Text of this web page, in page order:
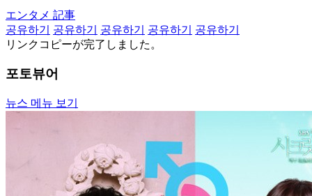
エンタメ 記事
공유하기
공유하기 공유하기 공유하기
공유하기
リンクコピーが完了しました。
포토뷰어
뉴스 메뉴 보기